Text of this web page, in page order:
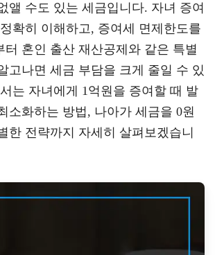
앨 수도 있는 세금입니다. 자녀 증여
확히 이해하고, 증여세 면제한도를
터 혼인 출산 재산공제와 같은 특별
고나면 세금 부담을 크게 줄일 수 있
는 자녀에게 1억원을 증여할 때 발
소화하는 방법, 나아가 세금을 0원
한 전략까지 자세히 살펴보겠습니